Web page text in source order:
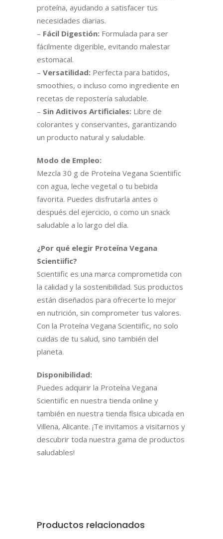
proteína, ayudando a satisfacer tus
necesidades diarias.
– Fácil Digestión: Formulada para ser
fácilmente digerible, evitando malestar
estomacal.
– Versatilidad: Perfecta para batidos,
smoothies, o incluso como ingrediente en
recetas de repostería saludable.
– Sin Aditivos Artificiales: Libre de
colorantes y conservantes, garantizando
un producto natural y saludable.
Modo de Empleo:
Mezcla 30 g de Proteína Vegana Scientiific
con agua, leche vegetal o tu bebida
favorita. Puedes disfrutarla antes o
después del ejercicio, o como un snack
saludable a lo largo del día.
¿Por qué elegir Proteína Vegana
Scientiific?
Scientiific es una marca comprometida con
la calidad y la sostenibilidad. Sus productos
están diseñados para ofrecerte lo mejor
en nutrición, sin comprometer tus valores.
Con la Proteína Vegana Scientiific, no solo
cuidas de tu salud, sino también del
planeta.
Disponibilidad:
Puedes adquirir la Proteína Vegana
Scientiific en nuestra tienda online y
también en nuestra tienda física ubicada en
Villena, Alicante. ¡Te invitamos a visitarnos y
descubrir toda nuestra gama de productos
saludables!
Productos relacionados